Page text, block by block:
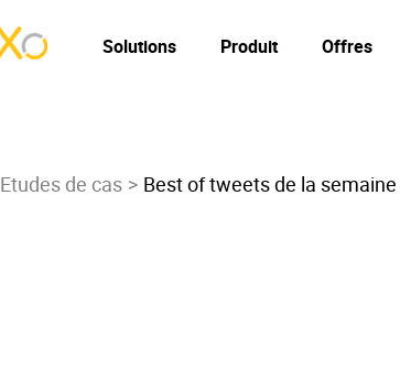
Solutions Produit Offres
Etudes de cas Best of tweets de la